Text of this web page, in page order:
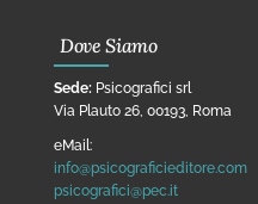
Dove Siamo
Sede: Psicografici srl
Via Plauto 26, 00193, Roma
eMail:
info@psicograficieditore.com
psicografici@pec.it